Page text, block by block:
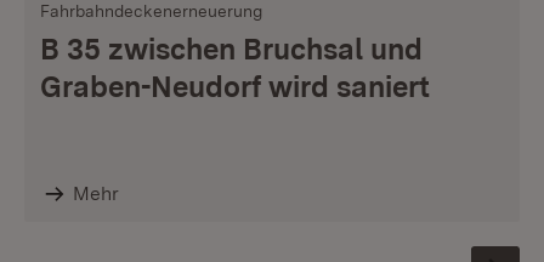
Fahrbahndeckenerneuerung
B 35 zwischen Bruchsal und
Graben-Neudorf wird saniert
Mehr